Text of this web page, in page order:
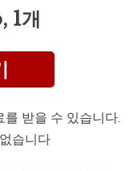
1개
받을 수 있습니다.
습니다